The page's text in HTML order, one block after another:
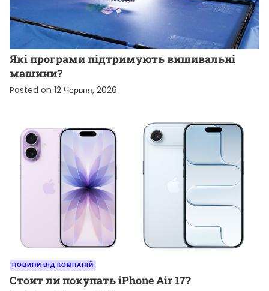
НОВИНИ ВІД КОМПАНІЙ
Які програми підтримують вишивальні
машини?
Posted on 12 Червня, 2026
НОВИНИ ВІД КОМПАНІЙ
Стоит ли покупать iPhone Air 17?